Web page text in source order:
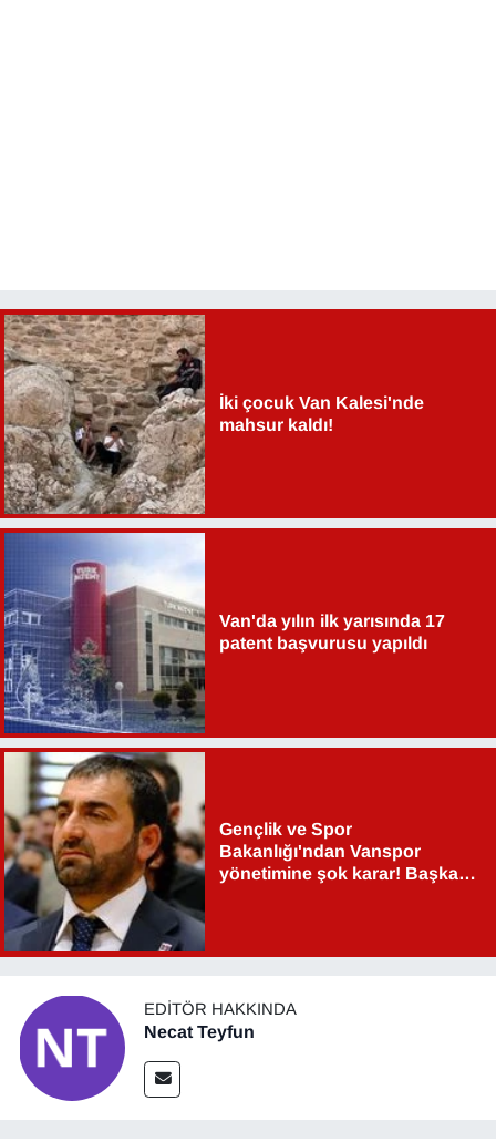
İki çocuk Van Kalesi'nde
mahsur kaldı!
Van'da yılın ilk yarısında 17
patent başvurusu yapıldı
Gençlik ve Spor
Bakanlığı'ndan Vanspor
yönetimine şok karar! Başkan
EDITÖR HAKKINDA
Necat Teyfun